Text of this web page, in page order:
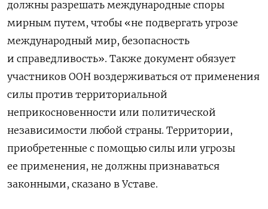
должны разрешать международные споры
мирным путем, чтобы «не подвергать угрозе
международный мир, безопасность
и справедливость». Также документ обязует
участников ООН воздерживаться от применения
силы против территориальной
неприкосновенности или политической
независимости любой страны. Территории,
приобретенные с помощью силы или угрозы
ее применения, не должны признаваться
законными, сказано в Уставе.